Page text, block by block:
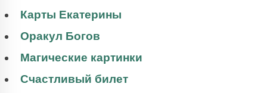
Карты Екатерины
Оракул Богов
Магические картинки
Счастливый билет